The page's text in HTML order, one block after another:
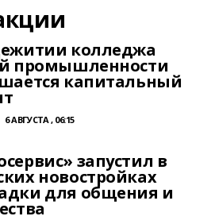
колледжа
промышленности
капитальный
6 АВГУСТА , 06:15
запустил в
новостройках
для общения и